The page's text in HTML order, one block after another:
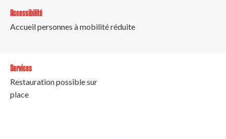
Accessibilité
Accueil personnes à mobilité réduite
Services
Restauration possible sur
place